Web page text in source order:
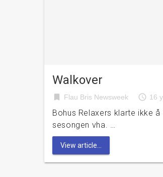
Walkover
bookmark Flau Bris Newsweek access_time 16
Bohus Relaxers klarte ikke
sesongen vha. …
View article...